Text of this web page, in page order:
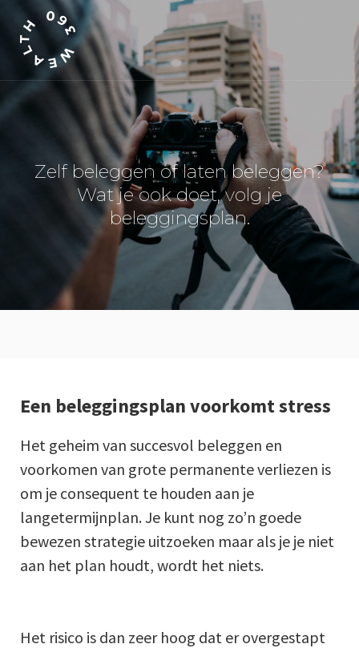
Zelf beleggen of laten beleggen?
Wat je ook doet, volg je
beleggingsplan.
Een beleggingsplan voorkomt stress
Het geheim van succesvol beleggen en
voorkomen van grote permanente verliezen is
om je consequent te houden aan je
langetermijnplan. Je kunt nog zo’n goede
bewezen strategie uitzoeken maar als je je niet
aan het plan houdt, wordt het niets.
Het risico is dan zeer hoog dat er overgestapt